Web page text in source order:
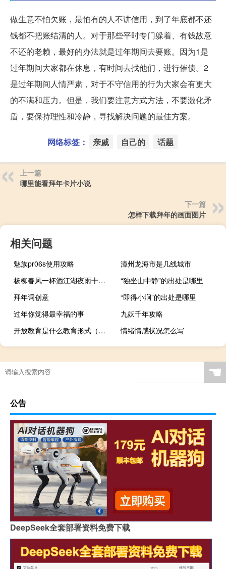
做生意不怕欠账，最怕有的人不讲信用，到了年底都不还
钱都不把账结清的人。对于那些平时专门躲着、有钱故意
不还的老赖，最好的办法就是过年期间去要账。因为1是
过年期间大家都在休息，有时间去找他们，进行催债。2
是过年期间人情严肃，对于不守信用的行为大家会有更大
的不满和压力。但是，我们要注意方式方法，不要激化矛
盾，要保持理性和冷静，寻找解决问题的最佳方案。
网络标签： 亲戚 自己的 话题
上一篇
哪里能看拜年卡片小说
下一篇
怎样下载拜年的画面图片
相关问题
魅族pr06s使用攻略
漳州龙海市是几线城市
杨柳春风一杯酒江湖夜雨十年灯什么意思
“独坐山中静”的出处是哪里
拜年词创意
“即得小涧”的出处是哪里
过年你觉得最幸福的事
九妖千年攻略
开放教育是什么教育形式（开放教育这种教育形式属于什么教育）
情绪情感状况怎么写
☚
公告
DeepSeek全套部署资料免费下载